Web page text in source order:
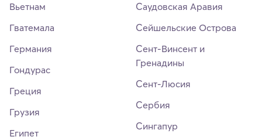
Вьетнам
Гватемала
Германия
Гондурас
Греция
Грузия
Египет
Саудовская Аравия
Сейшельские Острова
Сент-Винсент и
Гренадины
Сент-Люсия
Сербия
Сингапур